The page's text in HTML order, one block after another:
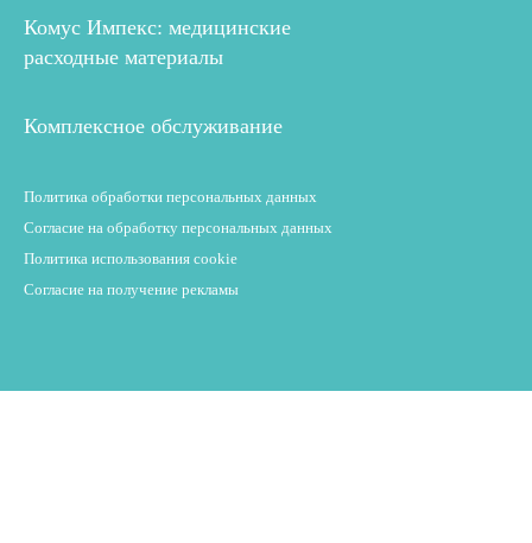
Комус Импекс: медицинские
расходные материалы
Комплексное обслуживание
Политика обработки персональных данных
Согласие на обработку персональных данных
Политика использования cookie
Согласие на получение рекламы